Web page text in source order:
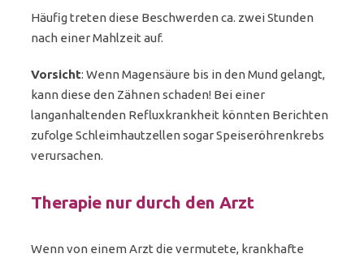
Häufig treten diese Beschwerden ca. zwei Stunden
nach einer Mahlzeit auf.
Vorsicht: Wenn Magensäure bis in den Mund gelangt,
kann diese den Zähnen schaden! Bei einer
langanhaltenden Refluxkrankheit könnten Berichten
zufolge Schleimhautzellen sogar Speiseröhrenkrebs
verursachen.
Therapie nur durch den Arzt
Wenn von einem Arzt die vermutete, krankhafte